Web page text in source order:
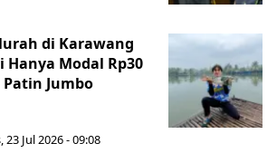
di Karawang
Hanya Modal Rp30
Jumbo
23 Jul 2026 - 09:08